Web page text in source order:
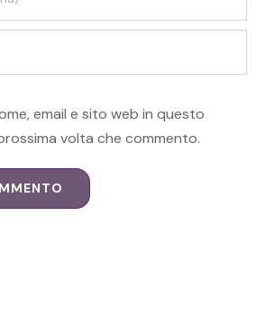
email e sito web in questo
volta che commento.